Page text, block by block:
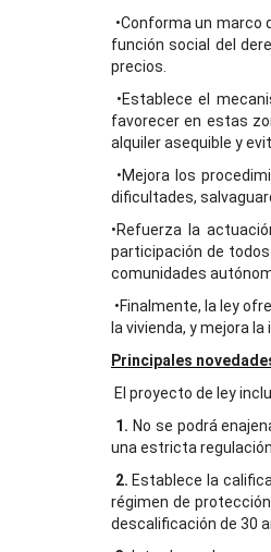
•Conforma un marco
función social del
precios.
•Establece el
favorecer en estas
alquiler asequible y
•Mejora los
dificultades,
•Refuerza la
participación de
comunidades
•Finalmente, la ley
la vivienda, y mejora
Principales
El proyecto de ley
1. No se podrá
una estricta
2. Establece la
régimen de
descalificación de 30